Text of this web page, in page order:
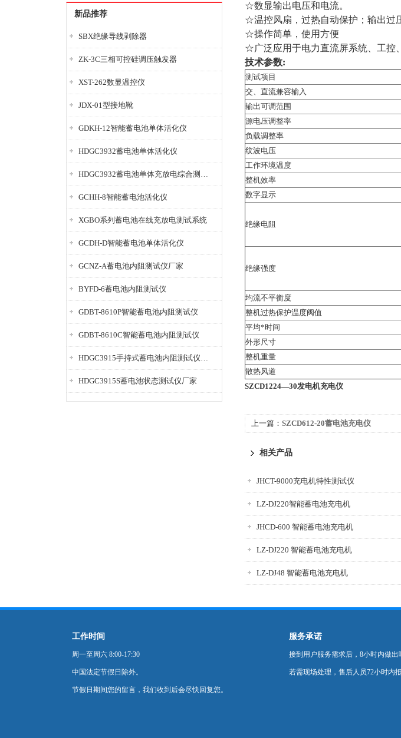
新品推荐
SBX绝缘导线剥除器
ZK-3C三相可控硅调压触发器
XST-262数显温控仪
JDX-01型接地靴
GDKH-12智能蓄电池单体活化仪
HDGC3932蓄电池单体活化仪
HDGC3932蓄电池单体充放电综合测试仪
GCHH-8智能蓄电池活化仪
XGBO系列蓄电池在线充放电测试系统
GCDH-D智能蓄电池单体活化仪
GCNZ-A蓄电池内阻测试仪厂家
BYFD-6蓄电池内阻测试仪
GDBT-8610P智能蓄电池内阻测试仪
GDBT-8610C智能蓄电池内阻测试仪
HDGC3915手持式蓄电池内阻测试仪厂家
HDGC3915S蓄电池状态测试仪厂家
☆数显输出电压和电流。
☆温控风扇，过热自动保护；输出过
☆操作简单，使用方便
☆广泛应用于电力直流屏系统、工控
技术参数:
测试项目
交、直流兼容输入
输出可调范围
源电压调整率
负载调整率
纹波电压
工作环境温度
整机效率
数字显示
绝缘电阻
绝缘强度
均流不平衡度
整机过热保护温度阀值
平均*时间
外形尺寸
整机重量
散热风道
​SZCD1224—30发电机充电仪
上一篇： SZCD612-20蓄电池充电仪
相关产品
JHCT-9000充电机特性测试仪
LZ-DJ220智能蓄电池充电机
JHCD-600 智能蓄电池充电机
LZ-DJ220 智能蓄电池充电机
LZ-DJ48 智能蓄电池充电机
工作时间
周一至周六 8:00-17:30
中国法定节假日除外。
节假日期间您的留言，我们收到后会尽快回复您。
服务承诺
接到用户服务需求后，8小时内做出
若需现场处理，售后人员72小时内